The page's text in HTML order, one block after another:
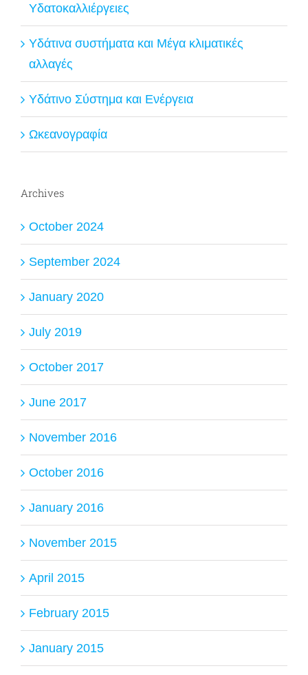
Υδατοκαλλιέργειες
Υδάτινα συστήματα και Μέγα κλιματικές
αλλαγές
Υδάτινο Σύστημα και Ενέργεια
Ωκεανογραφία
Archives
October 2024
September 2024
January 2020
July 2019
October 2017
June 2017
November 2016
October 2016
January 2016
November 2015
April 2015
February 2015
January 2015